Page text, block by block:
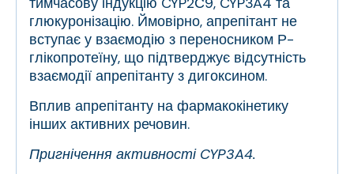
глюкуронізацію. Ймовірно, апрепітант не
вступає у взаємодію з переносником Р-
глікопротеїну, що підтверджує відсутність
взаємодії апрепітанту з дигоксином.
Вплив апрепітанту на фармакокінетику
інших активних речовин.
Пригнічення активності CYP3A4.